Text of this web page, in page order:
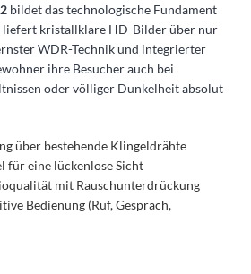
bildet das technologische Fundament
liefert kristallklare HD-Bilder über nur
WDR-Technik und integrierter
ihre Besucher auch bei
oder völliger Dunkelheit absolut
über bestehende Klingeldrähte
für eine lückenlose Sicht
mit Rauschunterdrückung
Bedienung (Ruf, Gespräch,